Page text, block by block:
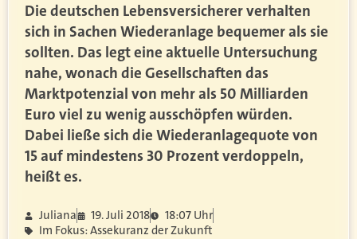
Die deutschen Lebensversicherer verhalten
sich in Sachen Wiederanlage bequemer als sie
sollten. Das legt eine aktuelle Untersuchung
nahe, wonach die Gesellschaften das
Marktpotenzial von mehr als 50 Milliarden
Euro viel zu wenig ausschöpfen würden.
Dabei ließe sich die Wiederanlagequote von
15 auf mindestens 30 Prozent verdoppeln,
heißt es.
Juliana 19. Juli 2018
18:07 Uhr
Im Fokus: Assekuranz der Zukunft